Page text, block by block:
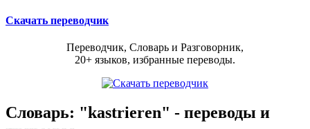
Скачать переводчик
Переводчик, Словарь и Разговорник,
20+ языков, избранные переводы.
Словарь: "kastrieren" - переводы и